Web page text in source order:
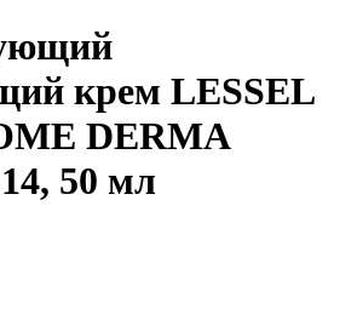
крем LESSEL
DERMA
50 мл